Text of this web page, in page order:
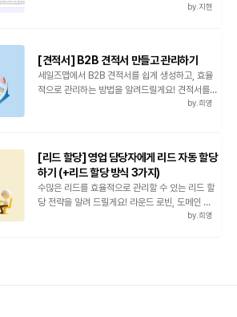
by. 지현
[견적서] B2B 견적서 만들고 관리하기
세일즈맵에서 B2B 견적서를 쉽게 생성하고, 효율
적으로 관리하는 방법을 알려드릴게요! 견적서를 기
반으로 상품별 매출 레포트까지 세일즈맵에서 한눈
by. 희영
[리드 할당] 영업 담당자에게 리드 자동 할당
하기 (+리드 할당 방식 3가지)
수많은 리드를 효율적으로 관리할 수 있는 리드 할
당 전략을 알려 드릴게요! 라운드 로빈, 도메인 기
준, 샤크 탱크 등 다양한 방식으로 담당자에게 리드
by. 희영